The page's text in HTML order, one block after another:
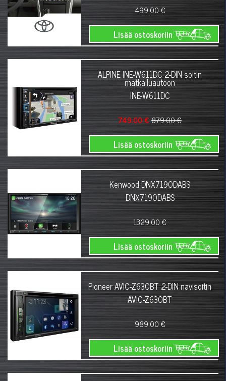
499.00 €
Lisää ostoskoriin
ALPINE INE-W611DC 2-DIN soitin
matkailuautoon
INE-W611DC
749.00 €879.00 €
Lisää ostoskoriin
Kenwood DNX7190DABS
DNX7190DABS
1329.00 €
Lisää ostoskoriin
Pioneer AVIC-Z630BT 2-DIN navisoitin
AVIC-Z630BT
989.00 €
Lisää ostoskoriin